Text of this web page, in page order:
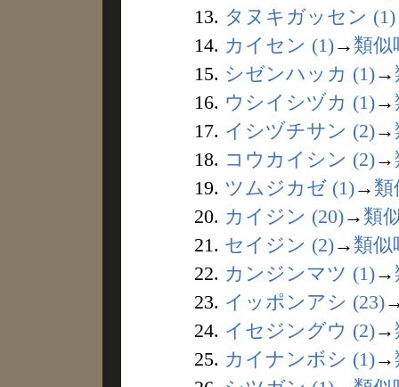
13. タヌキガッセン (1)
14. カイセン (1)→ 類似
15. シゼンハッカ (1)→
16. ウシイシヅカ (1)→
17. イシヅチサン (2)→
18. コウカイシン (2)→
19. ツムジカゼ (1)→ 類
20. カイジン (20)→ 類
21. セイジン (2)→ 類似
22. カンジンマツ (1)→
23. イッポンアシ (23)
24. イセジングウ (2)→
25. カイナンボシ (1)→